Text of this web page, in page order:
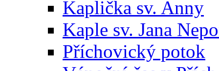
Kaplička sv. Anny
Kaple sv. Jana
Příchovický potok